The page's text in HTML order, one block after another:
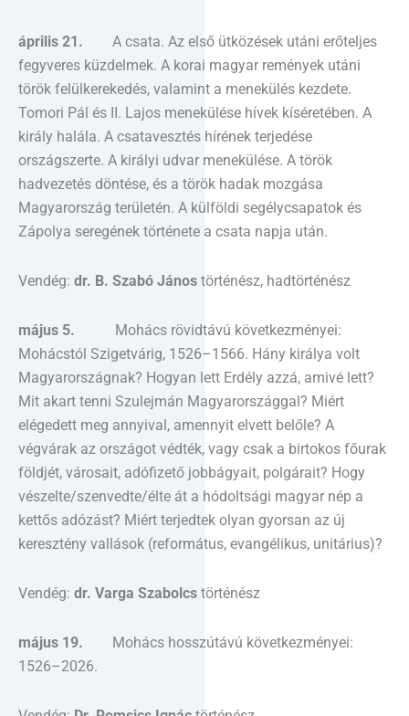
április 21.
A csata. Az első ütközések utáni erőteljes
fegyveres küzdelmek. A korai magyar remények utáni
török felülkerekedés, valamint a menekülés kezdete.
Tomori Pál és II. Lajos menekülése hívek kíséretében. A
király halála. A csatavesztés hírének terjedése
országszerte. A királyi udvar menekülése. A török
hadvezetés döntése, és a török hadak mozgása
Magyarország területén. A külföldi segélycsapatok és
Zápolya seregének története a csata napja után.
Vendég: dr. B. Szabó János történész, hadtörténész
május 5.
Mohács rövidtávú következményei:
Mohácstól Szigetvárig, 1526–1566. Hány királya volt
Magyarországnak? Hogyan lett Erdély azzá, amivé lett?
Mit akart tenni Szulejmán Magyarországgal? Miért
elégedett meg annyival, amennyit elvett belőle? A
végvárak az országot védték, vagy csak a birtokos főurak
földjét, városait, adófizető jobbágyait, polgárait? Hogy
vészelte/szenvedte/élte át a hódoltsági magyar nép a
kettős adózást? Miért terjedtek olyan gyorsan az új
keresztény vallások (református, evangélikus, unitárius)?
Vendég: dr. Varga Szabolcs történész
május 19. Mohács hosszútávú következményei:
1526–2026.